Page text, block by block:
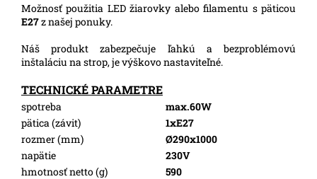
Možnosť použitia LED žiarovky alebo filamentu s päticou
E27z našej ponuky.
Náš produkt zabezpečuje ľahkú a bezproblémovú
inštaláciu na strop, je výškovo nastaviteľné.
TECHNICKÉ PARAMETRE
spotreba
max.60W
pätica (závit)
1xE27
rozmer (mm)
Ø290x1000
napätie
230V
hmotnosť netto (g)
590